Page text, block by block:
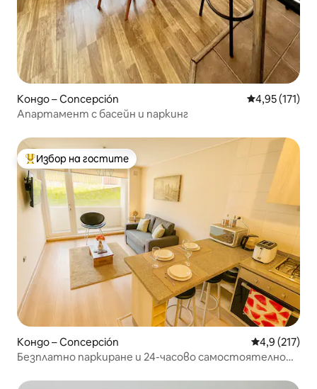
Кондо – Concepción Средна
4,95 (171)
Апартамент с басейн и паркинг
Най-популярен избор на гостите
Избор на гостите
Кондо – Concepción Средна
4,9 (217)
Безплатно паркиране и 24-часово самостоятелно